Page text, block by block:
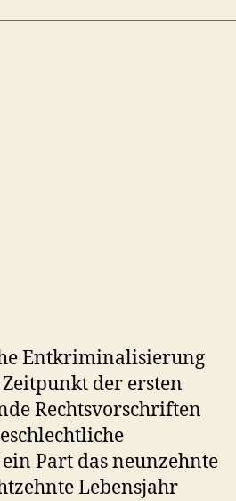
Entkriminalisierung
der ersten
Rechtsvorschriften
Part das neunzehnte
Lebensjahr